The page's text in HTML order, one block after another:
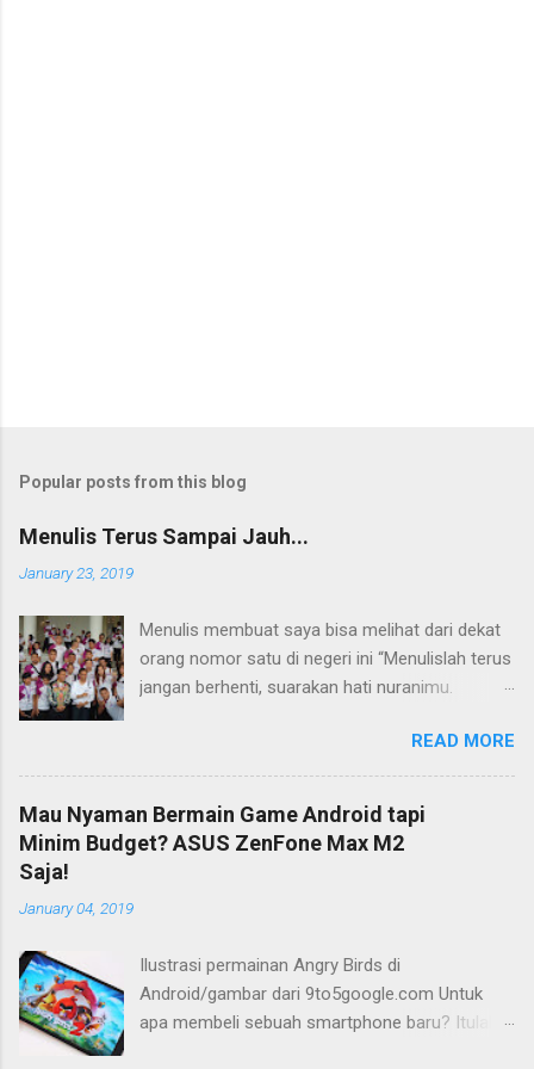
Popular posts from this blog
Menulis Terus Sampai Jauh...
January 23, 2019
Menulis membuat saya bisa melihat dari dekat
orang nomor satu di negeri ini “Menulislah terus
jangan berhenti, suarakan hati nuranimu.
membela dirinya sendiri, biarlah tulisanmu itu
mengikuti takdirnya.” (Buya Hamka) Saya baru
mengenal petikan masyur di atas belakangan,
jauh bertahun-tahun setelah saya bergumul
Yang ada hanya satu: menulis dan terus
menulis. Bisa jadi perkenalan saya dengan dunia
menulis berjalan beriringan dengan ketertarikan
READ MORE
Mau Nyaman Bermain Game Android tapi
Minim Budget? ASUS ZenFone Max M2
Saja!
January 04, 2019
Ilustrasi permainan Angry Birds di
Android/gambar dari 9to5google.com Untuk
apa membeli sebuah smartphone baru? Itulah